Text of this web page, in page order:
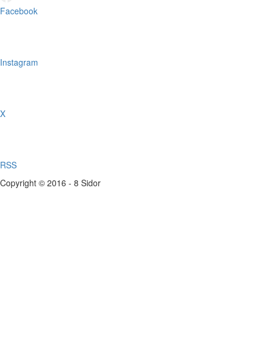
Facebook
Instagram
X
RSS
Copyright © 2016 - 8 Sidor